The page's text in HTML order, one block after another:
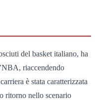
del basket italiano, ha
riaccendendo
è stata caratterizzata
ritorno nello scenario